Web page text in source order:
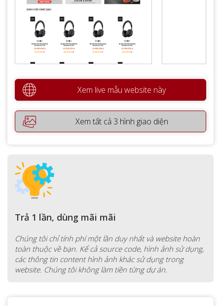
Xem live mẫu website này
Xem tất cả 3 hình giao diện
Trả 1 lần, dùng mãi mãi
Chúng tôi chỉ tính phí một lần duy nhất và website hoàn
toàn thuộc về bạn. Kể cả source code, hình ảnh sử dụng,
các thông tin content hình ảnh khác sử dụng trong
website. Chúng tôi không làm tiền từng dự án.